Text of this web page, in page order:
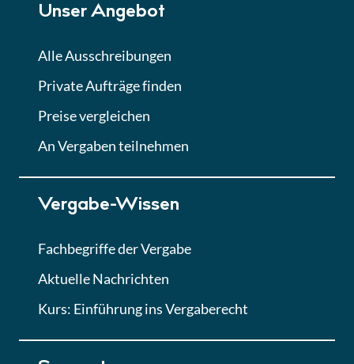
Unser Angebot
Alle Ausschreibungen
Private Aufträge finden
Preise vergleichen
An Vergaben teilnehmen
Vergabe-Wissen
Fachbegriffe der Vergabe
Aktuelle Nachrichten
Kurs: Einführung ins Vergaberecht